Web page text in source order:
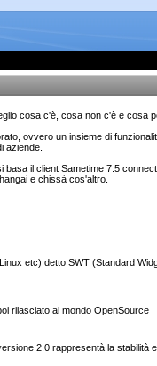
cosa c'è, cosa non c'è e cosa
ovvero un insieme di
aziende.
il client Sametime 7.5
e chissà cos'altro.
etc) detto SWT (Standard
rilasciato al mondo OpenSource
2.0 rappresentà la stabilità